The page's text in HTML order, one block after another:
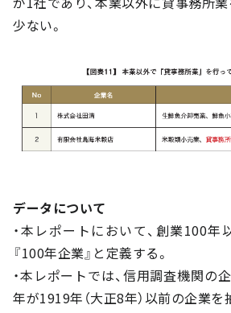
少ない。
データについて
・本レポートにおいて、創業100
『100年企業』と定義する。
・本レポートでは、信用調査機関の
年が1919年（大正8年）以前の企業を